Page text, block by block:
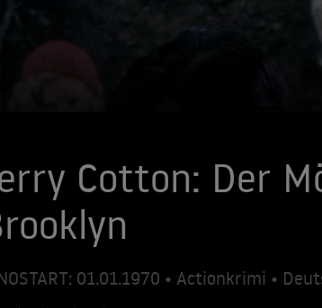
Cotton: Der
01.01.1970 • Actionkrimi •